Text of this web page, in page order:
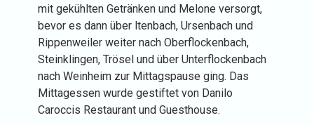
mit gekühlten Getränken und Melone versorgt,
bevor es dann über ltenbach, Ursenbach und
Rippenweiler weiter nach Oberflockenbach,
Steinklingen, Trösel und über Unterflockenbach
nach Weinheim zur Mittagspause ging. Das
Mittagessen wurde gestiftet von Danilo
Caroccis Restaurant und Guesthouse.